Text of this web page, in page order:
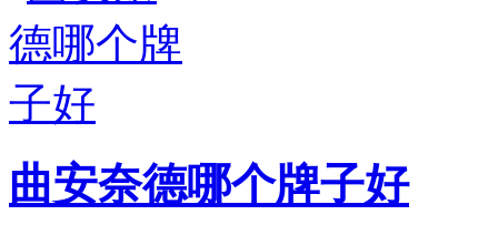
曲安奈德哪个牌子好